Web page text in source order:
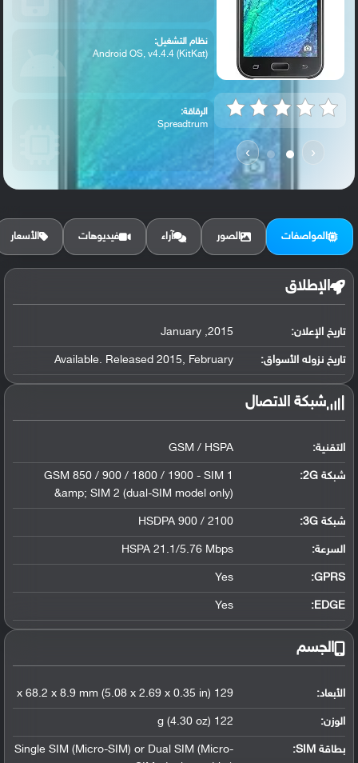
‹
›
نظام التشغيل:
Android OS, v4.4.4 (KitKat)
الرقاقة:
Spreadtrum
الرام / التخزين:
المواصفات الصور آراء فيديوهات الأسعار
الإطلاق
تاريخ الإعلان: 2015, January
تاريخ نزوله الأسواق: Available. Released 2015, February
شبكة الاتصال
التقنية: GSM / HSPA
شبكة 2G:
GSM 850 / 900 / 1800 / 1900 - SIM 1
&amp; SIM 2 (dual-SIM model only)
شبكة 3G :
HSDPA 900 / 2100
السرعة: HSPA 21.1/5.76 Mbps
GPRS:
Yes
EDGE:
Yes
الجسم
الأبعاد: 129 x 68.2 x 8.9 mm (5.08 x 2.69 x 0.35 in)
الوزن: 122 g (4.30 oz)
بطاقة SIM:
Single SIM (Micro-SIM) or Dual SIM (Micro-